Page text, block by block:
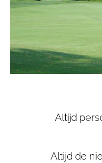
Altijd
Altijd de